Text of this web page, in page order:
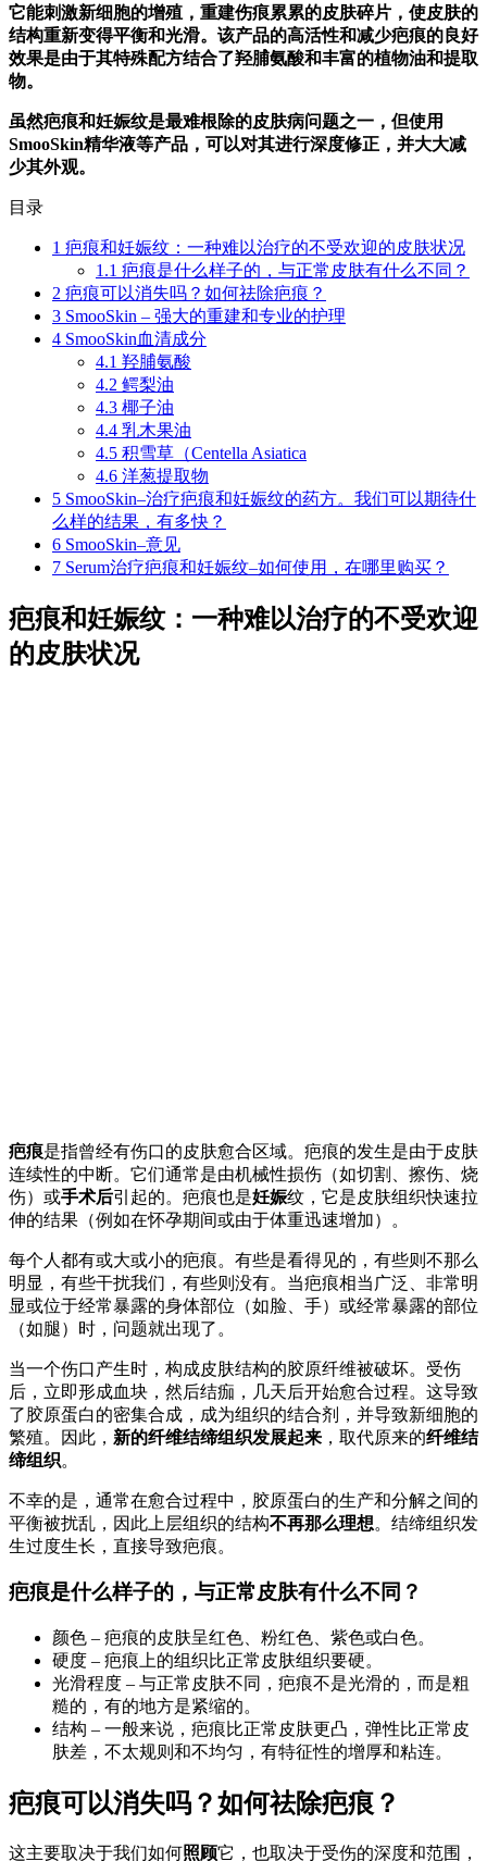
它能刺激新细胞的增殖，重建伤痕累累的皮肤碎片，使皮肤的
结构重新变得平衡和光滑。该产品的高活性和减少疤痕的良好
效果是由于其特殊配方结合了羟脯氨酸和丰富的植物油和提取
物。
虽然疤痕和妊娠纹是最难根除的皮肤病问题之一，但使用
SmooSkin精华液等产品，可以对其进行深度修正，并大大减
少其外观。
目录
1 疤痕和妊娠纹：一种难以治疗的不受欢迎的皮肤状况
1.1 疤痕是什么样子的，与正常皮肤有什么不同？
2 疤痕可以消失吗？如何祛除疤痕？
3 SmooSkin – 强大的重建和专业的护理
4 SmooSkin血清成分
4.1 羟脯氨酸
4.2 鳄梨油
4.3 椰子油
4.4 乳木果油
4.5 积雪草（Centella Asiatica
4.6 洋葱提取物
5 SmooSkin–治疗疤痕和妊娠纹的药方。我们可以期待什
么样的结果，有多快？
6 SmooSkin–意见
7 Serum治疗疤痕和妊娠纹–如何使用，在哪里购买？
疤痕和妊娠纹：一种难以治疗的不受欢迎
的皮肤状况
疤痕是指曾经有伤口的皮肤愈合区域。疤痕的发生是由于皮肤
连续性的中断。它们通常是由机械性损伤（如切割、擦伤、烧
伤）或手术后引起的。疤痕也是妊娠纹，它是皮肤组织快速拉
伸的结果（例如在怀孕期间或由于体重迅速增加）。
每个人都有或大或小的疤痕。有些是看得见的，有些则不那么
明显，有些干扰我们，有些则没有。当疤痕相当广泛、非常明
显或位于经常暴露的身体部位（如脸、手）或经常暴露的部位
（如腿）时，问题就出现了。
当一个伤口产生时，构成皮肤结构的胶原纤维被破坏。受伤
后，立即形成血块，然后结痂，几天后开始愈合过程。这导致
了胶原蛋白的密集合成，成为组织的结合剂，并导致新细胞的
繁殖。因此， 新的纤维结缔组织发展起来 ，取代原来的纤维结
缔组织。
不幸的是，通常在愈合过程中，胶原蛋白的生产和分解之间的
平衡被扰乱，因此上层组织的结构不再那么理想。结缔组织发
生过度生长，直接导致疤痕。
疤痕是什么样子的，与正常皮肤有什么不同？
颜色 – 疤痕的皮肤呈红色、粉红色、紫色或白色。
硬度 – 疤痕上的组织比正常皮肤组织要硬。
光滑程度 – 与正常皮肤不同，疤痕不是光滑的，而是粗
糙的，有的地方是紧缩的。
结构 – 一般来说，疤痕比正常皮肤更凸，弹性比正常皮
肤差，不太规则和不均匀，有特征性的增厚和粘连。
疤痕可以消失吗？如何祛除疤痕？
这主要取决于我们如何照顾它，也取决于受伤的深度和范围，